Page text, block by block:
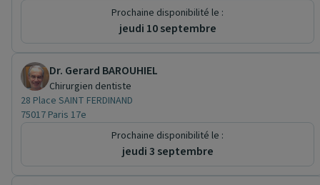
Prochaine disponibilité le :
jeudi 10 septembre
Dr. Gerard BAROUHIEL
Chirurgien dentiste
28 Place SAINT FERDINAND
75017 Paris 17e
Prochaine disponibilité le :
jeudi 3 septembre